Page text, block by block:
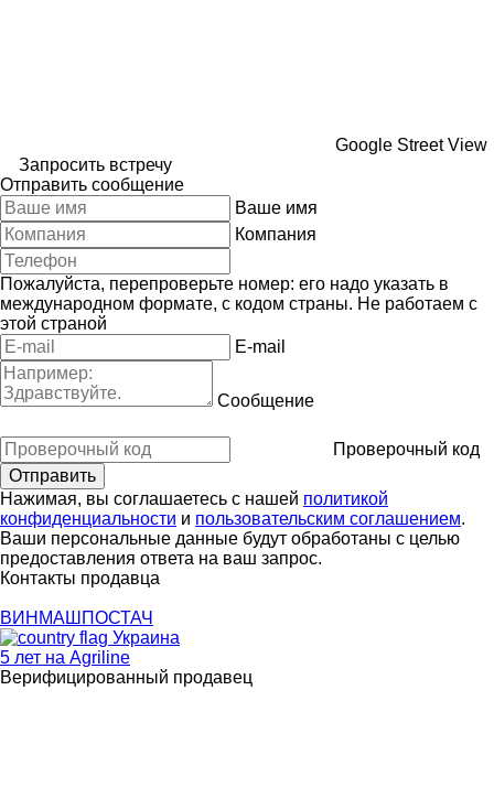
Google Street View
Запросить встречу
Отправить сообщение
Ваше имя
Компания
Пожалуйста, перепроверьте номер: его надо указать в
международном формате, с кодом страны. Не работаем с
этой страной
E-mail
Сообщение
Проверочный код
Нажимая, вы соглашаетесь с нашей политикой
конфиденциальности и пользовательским соглашением.
Ваши персональные данные будут обработаны с целью
предоставления ответа на ваш запрос.
Контакты продавца
ВИНМАШПОСТАЧ
Украина
5 лет на Agriline
Верифицированный продавец